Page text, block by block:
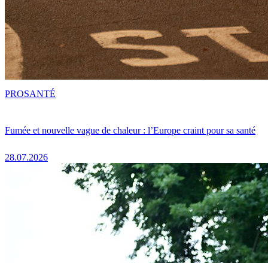
Fumée et nouvelle vague de chaleur : l’Europe craint pour sa santé
28.07.2026
PROSANTÉ